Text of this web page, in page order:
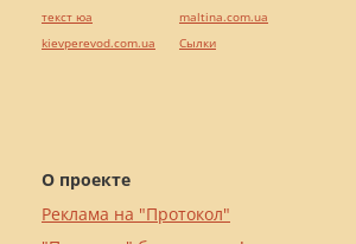
О проекте
Реклама на "Протокол"
текст юа
kievperevod.com.ua
maltina.com.ua
Cылки